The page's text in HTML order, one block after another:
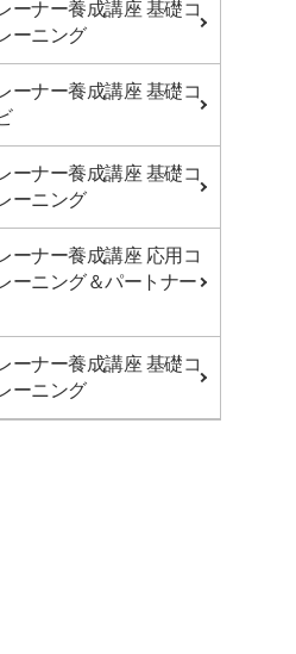
ーナー養成講座 基礎コ
ーニング
ーナー養成講座 基礎コ
ーナー養成講座 基礎コ
ーニング
ーナー養成講座 応用コ
ーニング＆パートナー
ーナー養成講座 基礎コ
ーニング